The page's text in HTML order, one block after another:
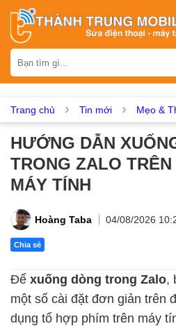
iPhone Samsung
Asus Sony Vertu
Dịch vụ sửa chữa
Thay mic Thay rung
Màn hình Vsmart
Trang chủ Tin mới Mẹo &
HƯỚNG DẪN
TRONG ZALO
MÁY TÍNH
Hoàng Taba 04/08/2026
Chia sẻ
Để xuống dòng trong Zalo,
một số cài đặt đơn giản trên
dụng tổ hợp phím trên máy